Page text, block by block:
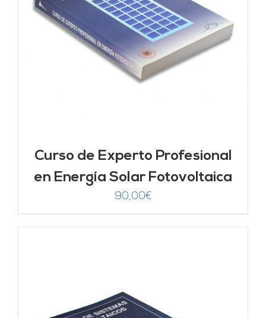
Curso de Experto Profesional
en Energía Solar Fotovoltaica
90,00€